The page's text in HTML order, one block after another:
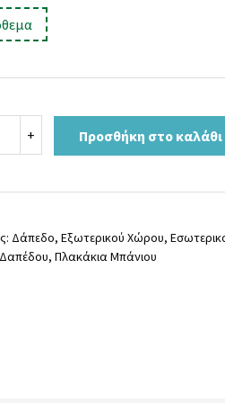
price
was:
19,90 €.είναι:
+ Προσθήκη στο καλάθι
Δάπεδο, Εξωτερικού Χώρου,
, Πλακάκια Μπάνιου